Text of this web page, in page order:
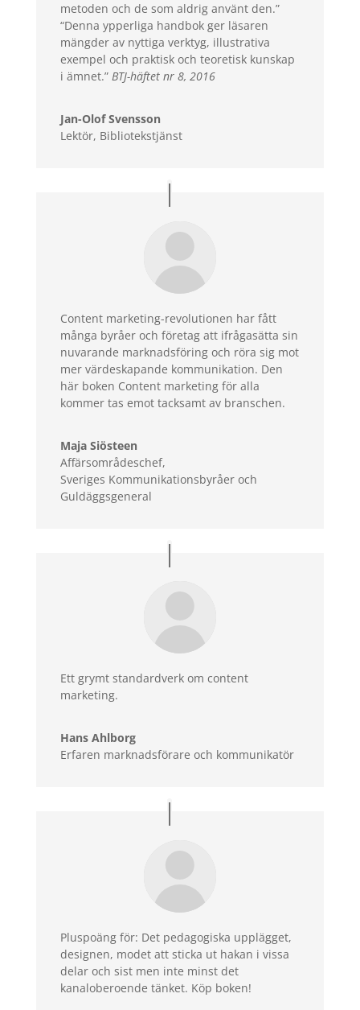
metoden och de som aldrig använt den.”
“Denna ypperliga handbok ger läsaren
mängder av nyttiga verktyg, illustrativa
exempel och praktisk och teoretisk kunskap
i ämnet.” BTJ-häftet nr 8, 2016
Jan-Olof Svensson
Lektör, Bibliotekstjänst
Content marketing-revolutionen har fått
många byråer och företag att ifrågasätta sin
nuvarande marknadsföring och röra sig mot
mer värdeskapande kommunikation. Den
här boken Content marketing för alla
kommer tas emot tacksamt av branschen.
Maja Siösteen
Affärsområdeschef,
Sveriges Kommunikationsbyråer och
Guldäggsgeneral
Ett grymt standardverk om content
marketing.
Hans Ahlborg
Erfaren marknadsförare och kommunikatör
Pluspoäng för: Det pedagogiska upplägget,
designen, modet att sticka ut hakan i vissa
delar och sist men inte minst det
kanaloberoende tänket. Köp boken!